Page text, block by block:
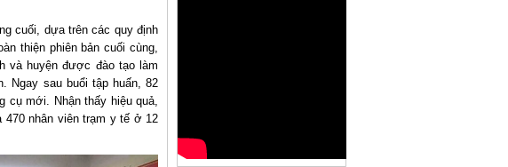
cuối, dựa trên các quy định
thiện phiên bản cuối cùng,
và huyện được đào tạo làm
Ngay sau buổi tập huấn, 82
cụ mới. Nhận thấy hiệu quả,
nhân viên trạm y tế ở 12